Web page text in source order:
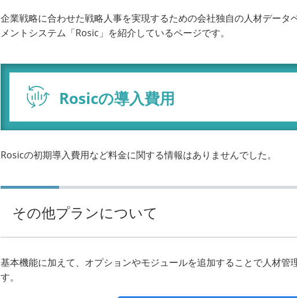
企業戦略に合わせた戦略人事を実現するための会社独自の人材デー
メントシステム「Rosic」を紹介しているページです。
Rosicの導入費用
Rosicの初期導入費用など料金に関する情報はありませんでした。
その他プランについて
基本機能に加えて、オプションやモジュールを追加することで人材管
す。